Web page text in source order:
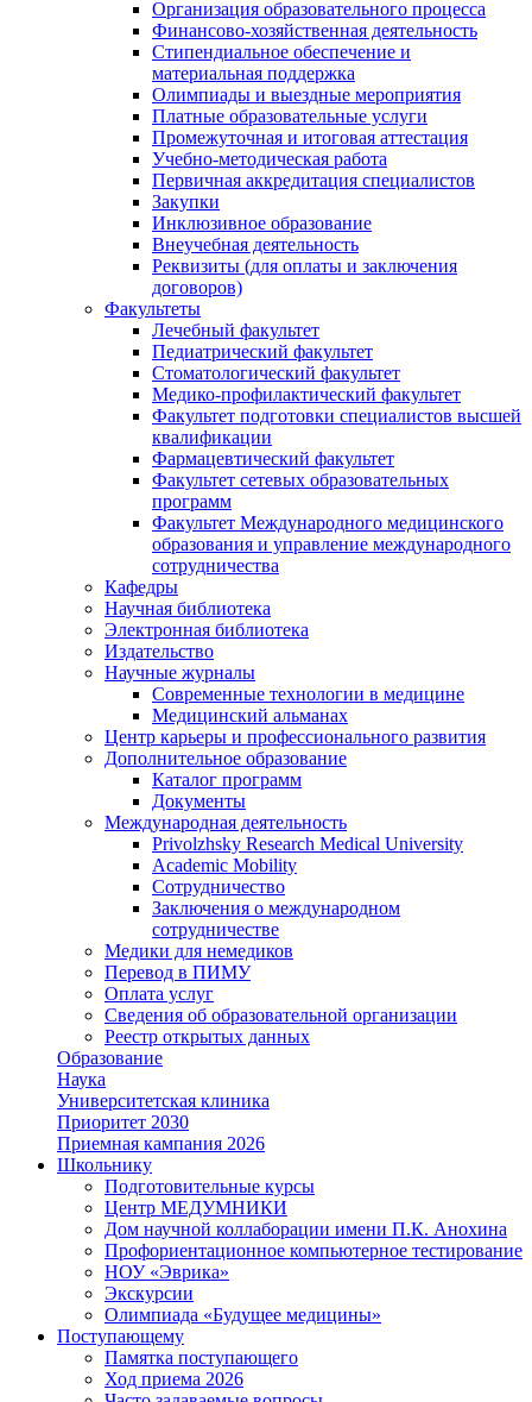
Организация образовательного процесса
Финансово-хозяйственная деятельность
Стипендиальное обеспечение и
материальная поддержка
Олимпиады и выездные мероприятия
Платные образовательные услуги
Промежуточная и итоговая аттестация
Учебно-методическая работа
Первичная аккредитация специалистов
Закупки
Инклюзивное образование
Внеучебная деятельность
Реквизиты (для оплаты и заключения
договоров)
Факультеты
Лечебный факультет
Педиатрический факультет
Стоматологический факультет
Медико-профилактический факультет
Факультет подготовки специалистов высшей
квалификации
Фармацевтический факультет
Факультет сетевых образовательных
программ
Факультет Международного медицинского
образования и управление международного
сотрудничества
Кафедры
Научная библиотека
Электронная библиотека
Издательство
Научные журналы
Современные технологии в медицине
Медицинский альманах
Центр карьеры и профессионального развития
Дополнительное образование
Каталог программ
Документы
Международная деятельность
Privolzhsky Research Medical University
Academic Mobility
Сотрудничество
Заключения о международном
сотрудничестве
Медики для немедиков
Перевод в ПИМУ
Оплата услуг
Сведения об образовательной организации
Реестр открытых данных
Образование
Наука
Университетская клиника
Приоритет 2030
Приемная кампания 2026
Школьнику
Подготовительные курсы
Центр МЕДУМНИКИ
Дом научной коллаборации имени П.К. Анохина
Профориентационное компьютерное тестирование
НОУ «Эврика»
Экскурсии
Олимпиада «Будущее медицины»
Поступающему
Памятка поступающего
Ход приема 2026